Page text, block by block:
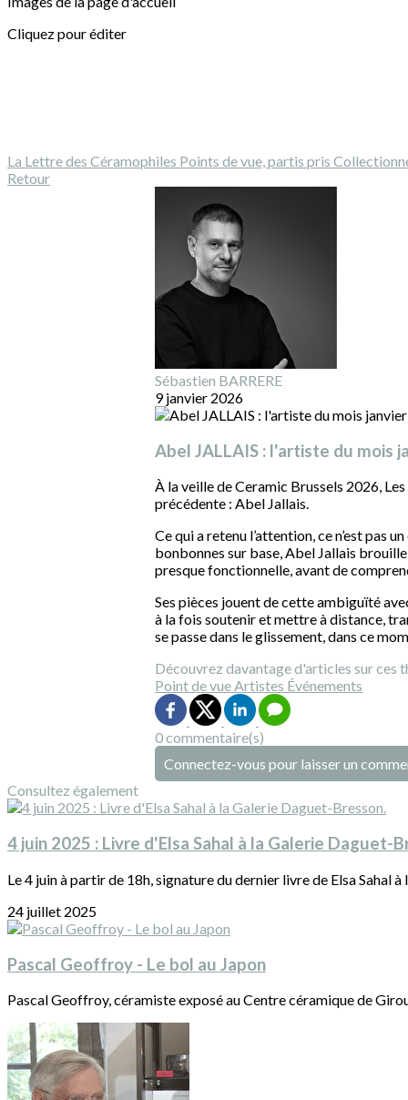
Cliquez pour éditer
La Lettre des Céramophiles Points de vue, partis pris
Retour
Sébastien BARRERE
9 janvier 2026
Abel JALLAIS : l'artiste du mois
À la veille de Ceramic Brussels 2026,
précédente : Abel Jallais.
Ce qui a retenu l’attention, ce n’est pas
bonbonnes sur base, Abel Jallais
presque fonctionnelle, avant de
Ses pièces jouent de cette ambiguïté
à la fois soutenir et mettre à distance,
se passe dans le glissement, dans ce
Découvrez davantage d'articles sur ces
Point de vueArtistes Événements
0 commentaire(s)
Connectez-vous pour laisser un
Consultez également
4 juin 2025 : Livre d'Elsa Sahal à la Galerie Daguet-
Le 4 juin à partir de 18h, signature du dernier livre de Elsa Sahal à
24 juillet 2025
Pascal Geoffroy - Le bol au Japon
Pascal Geoffroy, céramiste exposé au Centre céramique de